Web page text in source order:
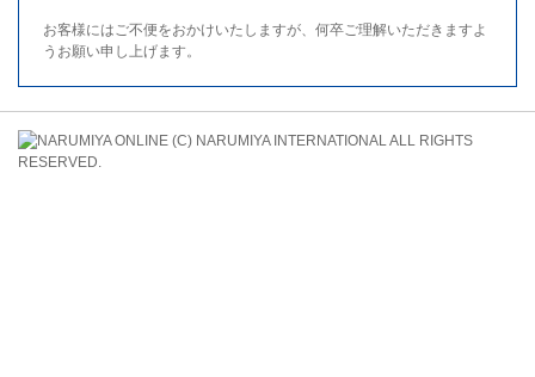
お客様にはご不便をおかけいたしますが、何卒ご理解いただきますよ
うお願い申し上げます。